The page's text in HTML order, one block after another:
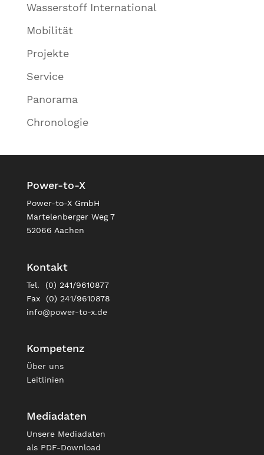
Wasserstoff International
Mobilität
Projekte
Service
Panorama
Chronologie
Power-to-X
Power-to-X GmbH
Martelenberger Weg 7
52066 Aachen
Kontakt
Tel. (0) 241/9610877
Fax (0) 241/9610878
info@power-to-x.de
Kompetenz
Über uns
Leitlinien
Mediadaten
Unsere Mediadaten
als PDF-Download